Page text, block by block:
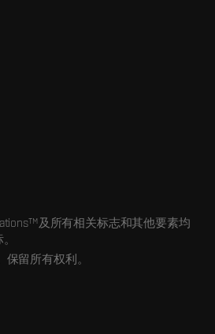
及所有相关标志和其他要素均
保留所有权利。